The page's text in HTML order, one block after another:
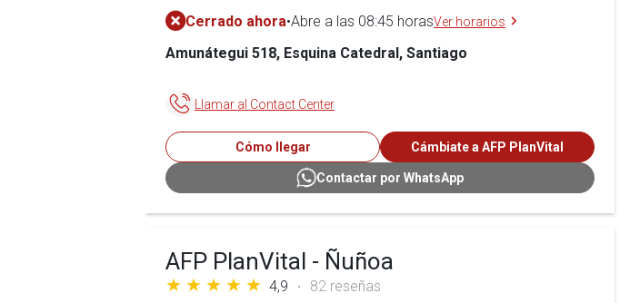
Cerrado ahora•Abre a las 08:45 horasVer horarios
Amunátegui 518, Esquina Catedral, Santiago
Llamar al Contact Center
Cómo llegar Cámbiate a AFP PlanVital
Contactar por WhatsApp
AFP PlanVital - Ñuñoa
4,9
82 reseñas